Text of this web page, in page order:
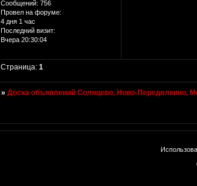
Сообщений: 756
Провел на форуме:
4 дня 1 час
Последний визит:
Вчера 20:30:04
Страница:1
»Доска объявлений Солнцево, Ново-Переделкино,